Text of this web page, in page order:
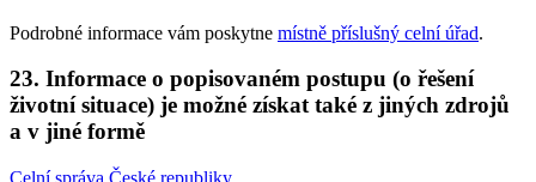
Podrobné informace vám poskytne místně příslušný celní úřad.
23. Informace o popisovaném postupu (o řešení
životní situace) je možné získat také z jiných zdrojů
a v jiné formě
Celní správa České republiky